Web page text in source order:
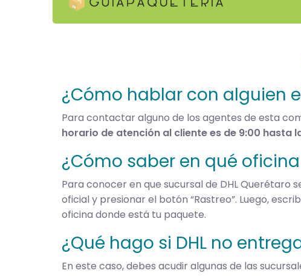
¿Cómo hablar con alguien
Para contactar alguno de los agentes de esta
horario de atención al cliente es de 9:00 hasta
¿Cómo saber en qué
Para conocer en que sucursal de DHL
oficial y presionar el botón “Rastreo”. Luego,
oficina donde está tu paquete.
¿Qué hago si DHL no
En este caso, debes acudir algunas de las